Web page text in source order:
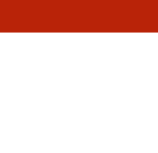
to